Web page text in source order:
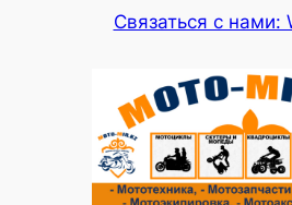
Связаться с нами: